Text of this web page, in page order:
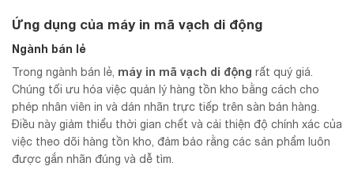
Ứng dụng của máy in mã vạch di động
Ngành bán lẻ
Trong ngành bán lẻ, máy in mã vạch di động rất quý giá.
Chúng tối ưu hóa việc quản lý hàng tồn kho bằng cách cho
phép nhân viên in và dán nhãn trực tiếp trên sàn bán hàng.
Điều này giảm thiểu thời gian chết và cải thiện độ chính xác của
việc theo dõi hàng tồn kho, đảm bảo rằng các sản phẩm luôn
được gắn nhãn đúng và dễ tìm.